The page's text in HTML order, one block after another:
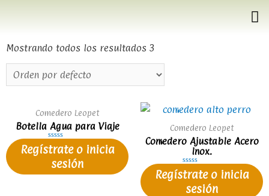
Mostrando todos los resultados 3
Comedero Leopet
Botella Agua para Viaje
Valorado
en
de
Regístrate o inicia
sesión
Comedero Leopet
Comedero Ajustable Acero
Inox.
Valorado
en
de
Regístrate o inicia
sesión